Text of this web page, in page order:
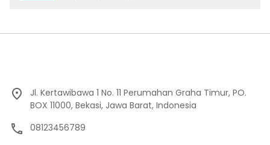
Jl. Kertawibawa 1 No. 11 Perumahan Graha Timur, PO.
BOX 11000, Bekasi, Jawa Barat, Indonesia
08123456789